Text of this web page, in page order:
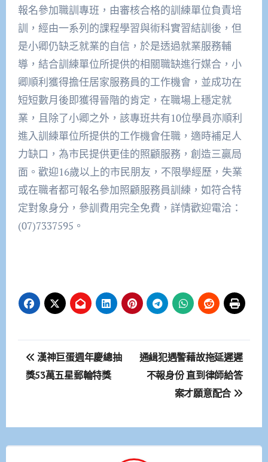
報名參加職訓專班，由審核合格的訓練單位負責培
訓，經由一系列的課程學習與術科實習結訓後，但
是小卿仍缺乏就業的自信，於是透過就業服務輔
導，結合訓練單位所提供的相關職缺進行媒合，小
卿順利獲得擔任居家服務員的工作機會，並成功在
短短數月後即獲得晉階的肯定，在職場上穩定就
業，且除了小卿之外，該專班共有10位學員亦順利
進入訓練單位所提供的工作機會任職，適時補足人
力缺口，為市民提供更佳的照顧服務，創造三贏局
面。歡迎16歲以上的市民朋友，不限學經歷，失業
或在職者都可報名參加照顧服務員訓練，如符合特
定對象身分，參訓費用完全免費，詳情歡迎電洽：
(07)7337595。
文
章
覽
漢神巨蛋週年慶總抽
獎53萬五星郵輪特獎
通緝犯遇警藉故拖延遲遲
不報身份 直到律師給答
案才願意配合